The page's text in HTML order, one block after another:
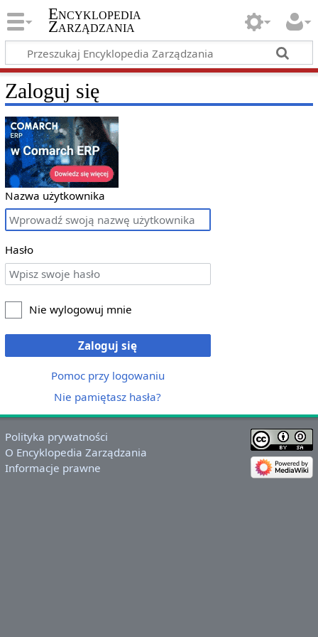
Encyklopedia
Zarządzania
Zaloguj się
Nazwa użytkownika
Hasło
Nie wylogowuj mnie
Zaloguj się
Pomoc przy logowaniu
Nie pamiętasz hasła?
Polityka prywatności
O Encyklopedia Zarządzania
Informacje prawne